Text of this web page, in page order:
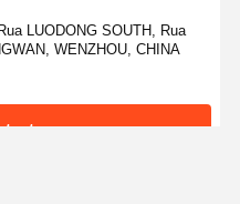
LUODONG SOUTH, Rua
WENZHOU, CHINA